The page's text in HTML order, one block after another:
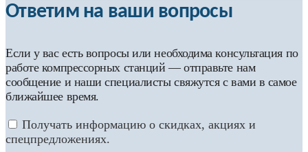
Ответим на ваши вопросы
Если у вас есть вопросы или необходима консультация по
работе компрессорных станций — отправьте нам
сообщение и наши специалисты свяжутся с вами в самое
ближайшее время.
Получать информацию о скидках, акциях и
спецпредложениях.